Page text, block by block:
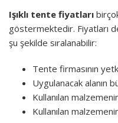
Işıklı tente fiyatları
göstermektedir. Fiyatları
şu şekilde sıralanabilir:
Tente firmasının
Uygulanacak alanın
Kullanılan
Kullanılan